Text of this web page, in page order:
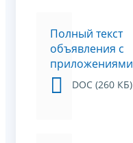
Полный текст
объявления с
приложениями
DOC (260 КБ)